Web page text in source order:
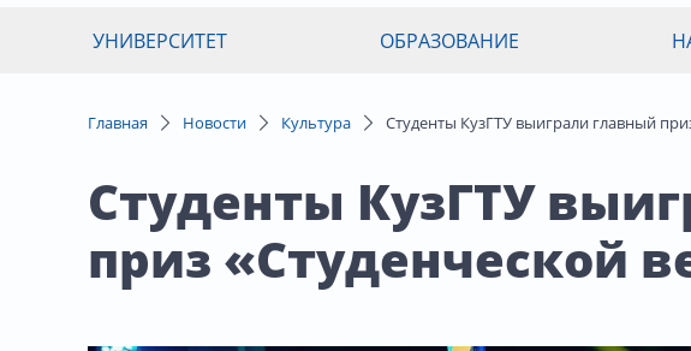
УНИВЕРСИТЕТ ОБРАЗОВАНИЕ
Главная Новости Культура Студенты КузГТУ выиграли главный
Студенты КузГТУ
приз «Студенческой